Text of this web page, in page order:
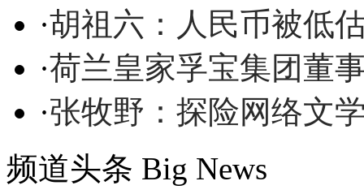
·胡祖六：人民币被低
·荷兰皇家孚宝集团董
·张牧野：探险网络文
频道头条 Big News